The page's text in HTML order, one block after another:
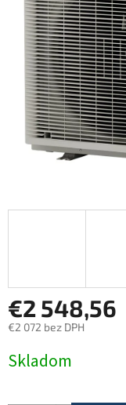
hviezdičiek.
€2 548,56
€2 072 bez DPH
cena:
Skladom